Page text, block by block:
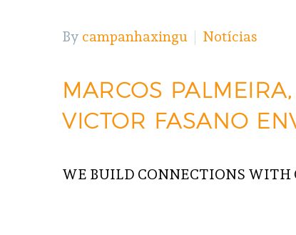
By campanhaxingu Notícias
MARCOS
VICTOR FASANO
WE BUILD CONNECTIONS WITH